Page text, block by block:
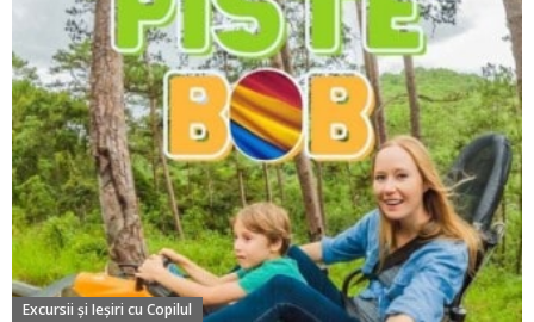
Excursii şi Ieşiri cu Copilul